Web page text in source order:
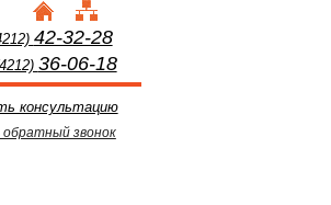
42-32-28
36-06-18
консультацию
обратный звонок